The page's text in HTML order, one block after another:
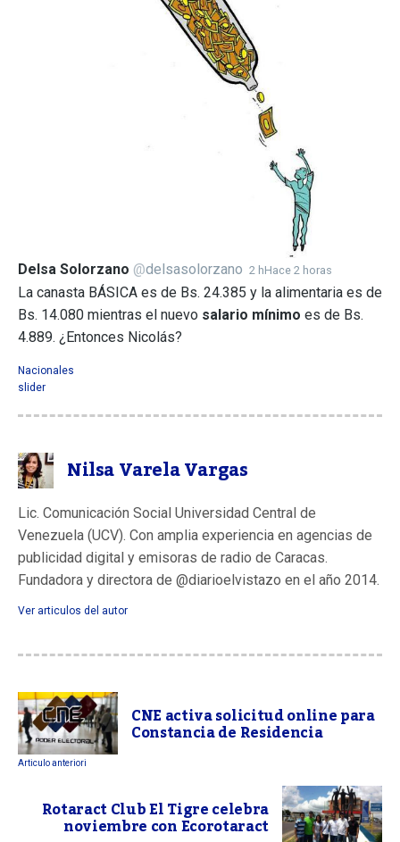
Delsa Solorzano @delsasolorzano 2 hHace 2 horas
La canasta BÁSICA es de Bs. 24.385 y la alimentaria es de
Bs. 14.080 mientras el nuevo salario mínimo es de Bs.
4.889. ¿Entonces Nicolás?
Nacionales
slider
Nilsa Varela Vargas
Lic. Comunicación Social Universidad Central de
Venezuela (UCV). Con amplia experiencia en agencias de
publicidad digital y emisoras de radio de Caracas.
Fundadora y directora de @diarioelvistazo en el año 2014.
Ver articulos del autor
CNE activa solicitud online para
Constancia de Residencia
Articulo anteriori
Rotaract Club El Tigre celebra
noviembre con Ecorotaract